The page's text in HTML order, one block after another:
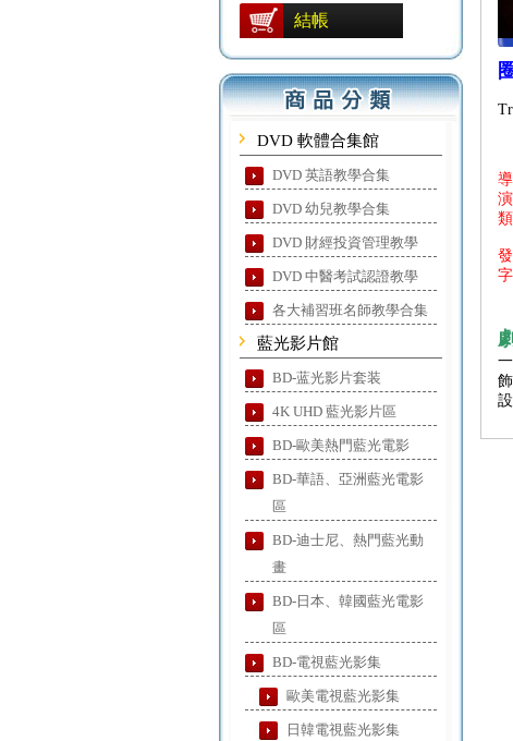
結帳
DVD 軟體合集館
DVD 英語教學合集
DVD 幼兒教學合集
DVD 財經投資管理教學
DVD 中醫考試認證教學
各大補習班名師教學合集
藍光影片館
BD-蓝光影片套装
4K UHD 藍光影片區
BD-歐美熱門藍光電影
BD-華語、亞洲藍光電影
區
BD-迪士尼、熱門藍光動
畫
BD-日本、韓國藍光電影
區
BD-電視藍光影集
歐美電視藍光影集
日韓電視藍光影集